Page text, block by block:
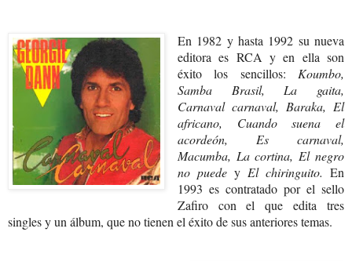
En 1982 y hasta 1992 su nueva
editora es RCA y en ella son
éxito los sencillos: Koumbo,
Samba Brasil, La gaita,
Carnaval carnaval, Baraka, El
africano, Cuando suena el
acordeón, Es carnaval,
Macumba, La cortina, El negro
no puede y El chiringuito.En
1993 es contratado por el sello
Zafiro con el que edita tres
singles y un álbum, que no tienen el éxito de sus anteriores temas.